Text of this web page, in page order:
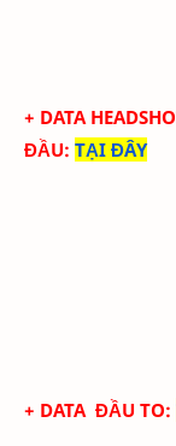
+ DATA
ĐẦU: TẠI ĐÂY
+ DATA ĐẦU TO: